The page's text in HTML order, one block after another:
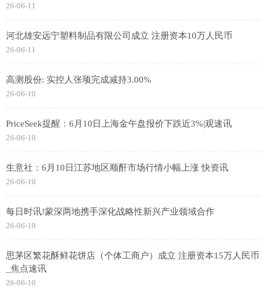
26-06-11
河北雄安远宁塑料制品有限公司成立 注册资本10万人民币
26-06-11
高测股份: 实控人张顼完成减持3.00%
26-06-10
PriceSeek提醒：6月10日上海金午盘报价下跌近3%|观速讯
26-06-10
生意社：6月10日江苏地区顺酐市场行情小幅上涨 快资讯
26-06-10
每日时讯!蒙深两地携手深化战略性新兴产业领域合作
26-06-10
思茅区繁花酥鲜花饼店（个体工商户）成立 注册资本15万人民币
_焦点速讯
26-06-10